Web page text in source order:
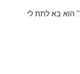
הוא בא לתת לי